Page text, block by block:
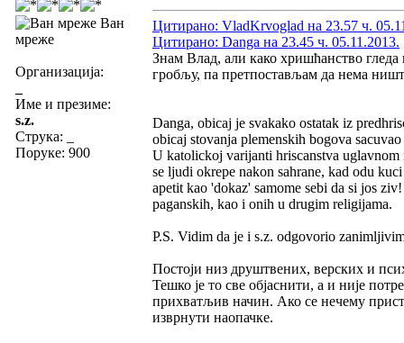
Ван
мреже
Организација:
Име и презиме:
s.z.
Струка:
Поруке: 900
Цитирано: VladKrvoglad на 23.57 ч.
Цитирано: Danga на 23.45 ч. 05.11.2013.
Знам Влад, али како хришћанство
гробљу, па претпостављам да нема
Danga, obicaj je svakako ostatak iz
obicaj stovanja plemenskih bogova
U katolickoj varijanti hriscanstva uglavnom
se ljudi okrepe nakon sahrane, kad odu
apetit kao 'dokaz' samome sebi da si jos
paganskih, kao i onih u drugim religijama.
P.S. Vidim da je i s.z. odgovorio
Постоји низ друштвених, верских и
Тешко је то све објаснити, а и није
прихватљив начин. Ако се нечему
изврнути наопачке.